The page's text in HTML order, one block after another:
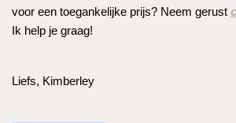
voor een toegankelijke prijs? Neem gerust
Ik help je graag!
Liefs, Kimberley